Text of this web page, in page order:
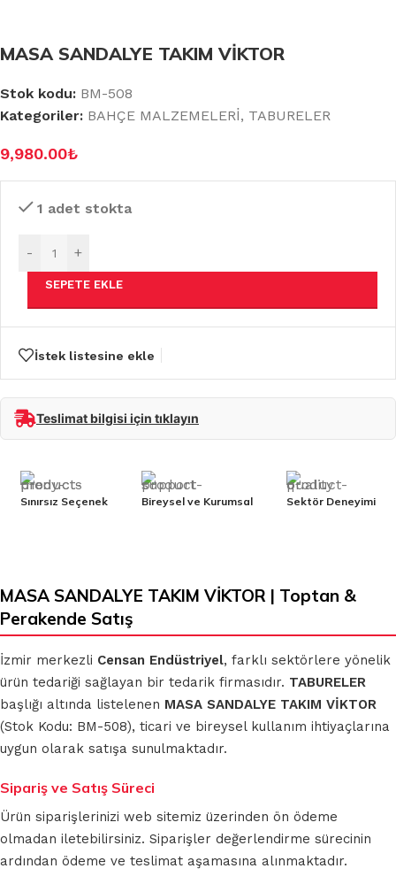
MASA SANDALYE TAKIM VİKTOR
Stok kodu: BM-508
Kategoriler: BAHÇE MALZEMELERİ, TABURELER
9,980.00₺
1 adet stokta
- +
SEPETE EKLE
İstek listesine ekle
Teslimat bilgisi için tıklayın
Sınırsız Seçenek Bireysel ve Kurumsal Sektör Deneyimi
MASA SANDALYE TAKIM VİKTOR | Toptan &
Perakende Satış
İzmir merkezli Censan Endüstriyel, farklı sektörlere yönelik
ürün tedariği sağlayan bir tedarik firmasıdır. TABURELER
başlığı altında listelenen MASA SANDALYE TAKIM VİKTOR
(Stok Kodu: BM-508), ticari ve bireysel kullanım ihtiyaçlarına
uygun olarak satışa sunulmaktadır.
Sipariş ve Satış Süreci
Ürün siparişlerinizi web sitemiz üzerinden ön ödeme
olmadan iletebilirsiniz. Siparişler değerlendirme sürecinin
ardından ödeme ve teslimat aşamasına alınmaktadır.